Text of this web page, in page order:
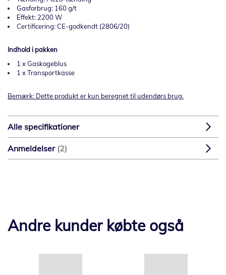
Gasforbrug: 160 g/t
Effekt: 2200 W
Certificering: CE-godkendt (2806/20)
Indhold i pakken
1 x Gaskogeblus
1 x Transportkasse
Bemærk: Dette produkt er kun beregnet til udendørs brug.
Alle specifikationer
Anmeldelser 2
Andre kunder købte også